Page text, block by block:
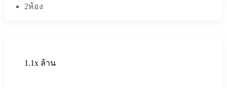
2ห้อง
1.1x ล้าน